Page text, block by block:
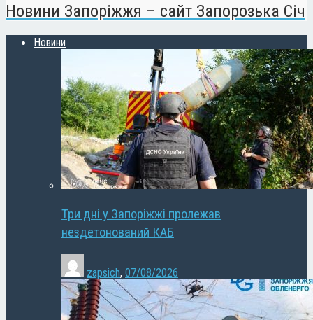
Новини Запоріжжя – сайт Запорозька Січ
Новини
Три дні у Запоріжжі пролежав
нездетонований КАБ
zapsich, 07/08/2026